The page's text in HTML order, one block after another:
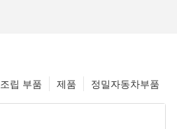
정밀자동차부품
제품
조립 부품